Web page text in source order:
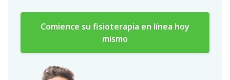
Comience su fisioterapia en línea hoy
mismo